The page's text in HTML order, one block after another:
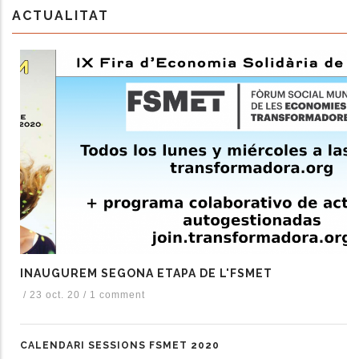
ACTUALITAT
INAUGUREM SEGONA ETAPA DE L'FSMET
/ 23 oct. 20 / 1 comment
CALENDARI SESSIONS FSMET 2020